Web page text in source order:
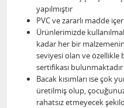
yapılmıştır
PVC ve zararlı madde
Ürünlerimizde
kadar her bir
seviyesi olan ve özellikle
sertifikası bulunmaktadır
Bacak kısımları ise çok
üretilmiş olup,
rahatsız etmeyecek